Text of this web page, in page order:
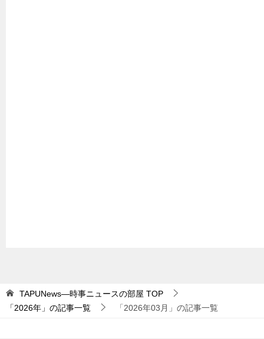
TAPUNews―時事ニュースの部屋 TOP
「2026年」の記事一覧
「2026年03月」の記事一覧